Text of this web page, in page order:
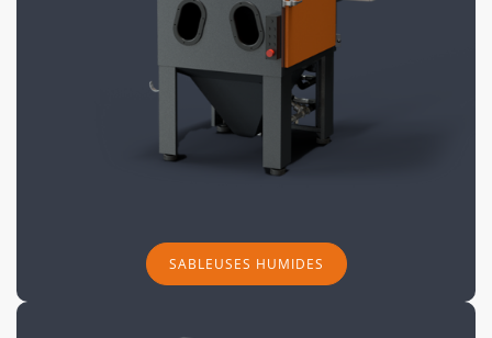
SABLEUSES HUMIDES